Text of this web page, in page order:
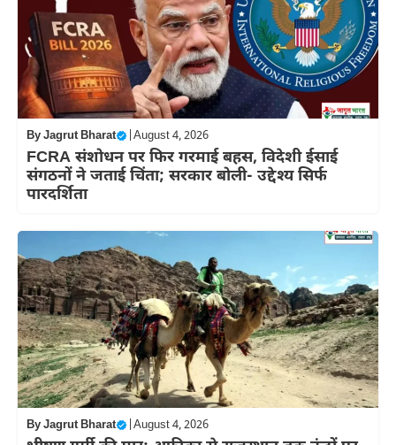
ByJagrut Bharat August 4, 2026
FCRA संशोधन पर फिर गरमाई बहस, विदेशी ईसाई
संगठनों ने जताई चिंता; सरकार बोली- उद्देश्य सिर्फ
पारदर्शिता
ByJagrut Bharat August 4, 2026